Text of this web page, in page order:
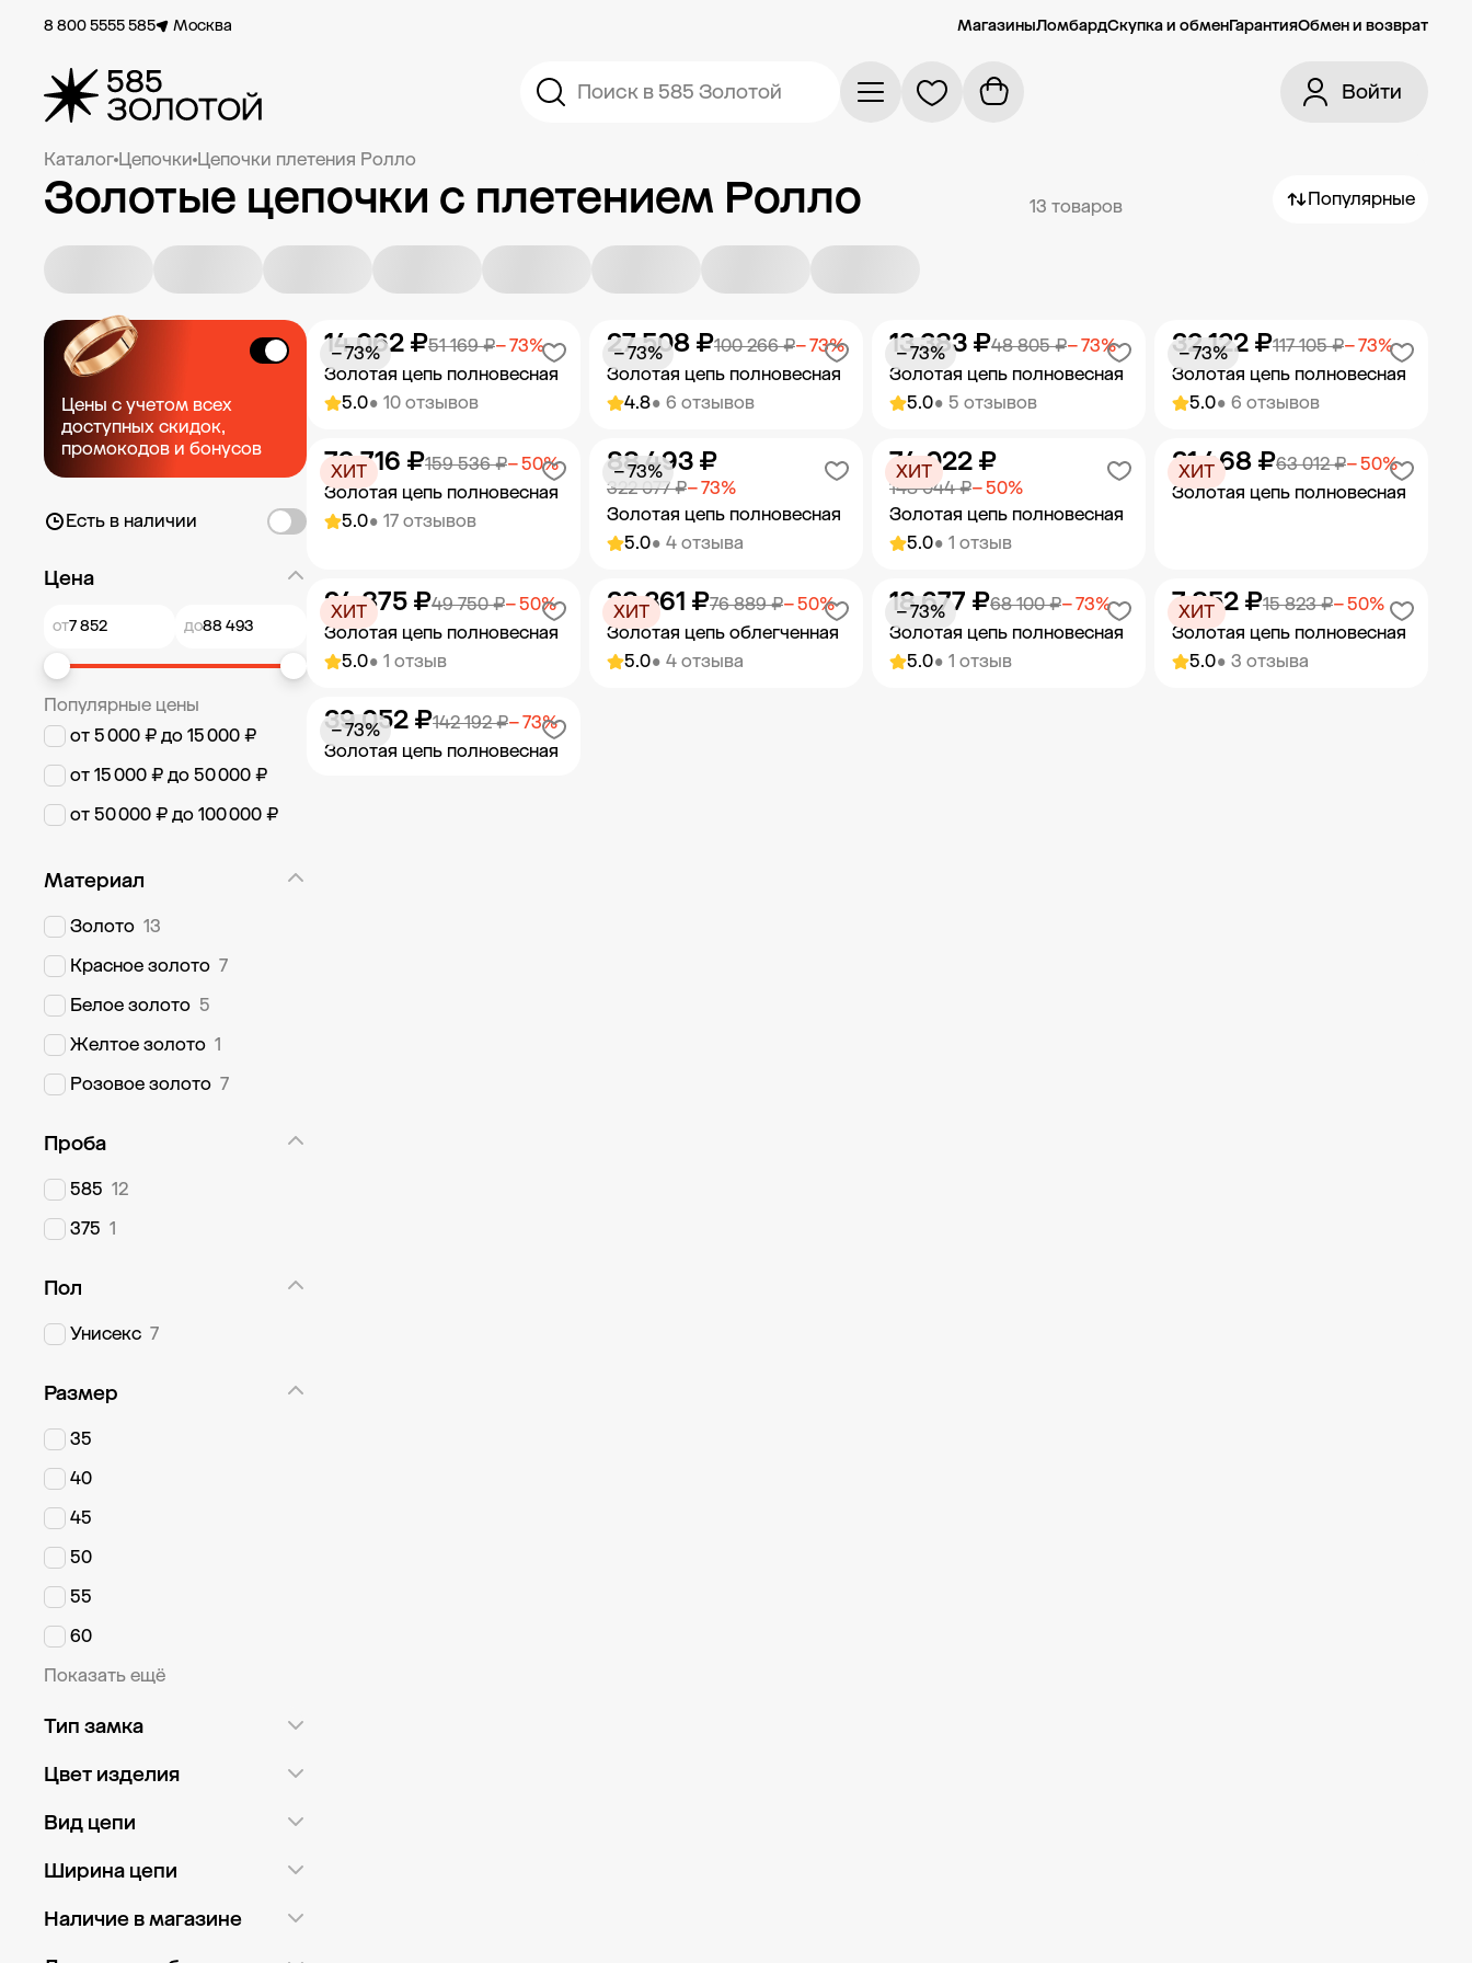
8 800 5555 585 Москва МагазиныЛомбардСкупка и обменГарантияОбмен и возврат
Поиск в 585 Золотой Войти
Каталог Цепочки Цепочки плетения Ролло
Золотые цепочки с плетением Ролло 13 товаров Популярные
Цены с учетом всех
доступных скидок,
промокодов и бонусов
Есть в наличии
Цена
от до
Популярные цены
от 5 000 ₽ до 15 000 ₽
от 15 000 ₽ до 50 000 ₽
от 50 000 ₽ до 100 000 ₽
Материал
Золото 13
Красное золото 7
Белое золото 5
Желтое золото 1
Розовое золото 7
Проба
585 12
375 1
Пол
Унисекс 7
Размер
35
40
45
50
55
60
Показать ещё
Тип замка
Карабин 7
Цвет изделия
Белый
Вид цепи
Облегченная
Ширина цепи
0,9 мм 4
Наличие в магазине
5.0• 10 отзывов
Золотая цепь полновесная
51 169 ₽− 73%
14 062 ₽
− 73%
Добавить в корзину
4.8• 6 отзывов
Золотая цепь полновесная
100 266 ₽− 73%
27 508 ₽
− 73%
Добавить в корзину
5.0• 5 отзывов
Золотая цепь полновесная
48 805 ₽− 73%
13 383 ₽
− 73%
Добавить в корзину
5.0• 6 отзывов
Золотая цепь полновесная
117 105 ₽− 73%
32 122 ₽
− 73%
Добавить в корзину
5.0• 17 отзывов
Золотая цепь полновесная
159 536 ₽− 50%
79 716 ₽
ХИТ
Добавить в корзину
5.0• 4 отзыва
Золотая цепь полновесная
322 077 ₽− 73%
88 493 ₽
− 73%
Добавить в корзину
5.0• 1 отзыв
Золотая цепь полновесная
148 044 ₽− 50%
74 022 ₽
ХИТ
Добавить в корзину
Золотая цепь полновесная
63 012 ₽− 50%
31 468 ₽
ХИТ
Добавить в корзину
5.0• 1 отзыв
Золотая цепь полновесная
49 750 ₽− 50%
24 875 ₽
ХИТ
Добавить в корзину
5.0• 4 отзыва
Золотая цепь облегченная
76 889 ₽− 50%
38 361 ₽
ХИТ
5.0• 1 отзыв
Золотая цепь полновесная
68 100 ₽− 73%
18 677 ₽
− 73%
5.0• 3 отзыва
Золотая цепь полновесная
15 823 ₽− 50%
7 852 ₽
ХИТ
Золотая цепь полновесная
142 192 ₽− 73%
39 052 ₽
− 73%